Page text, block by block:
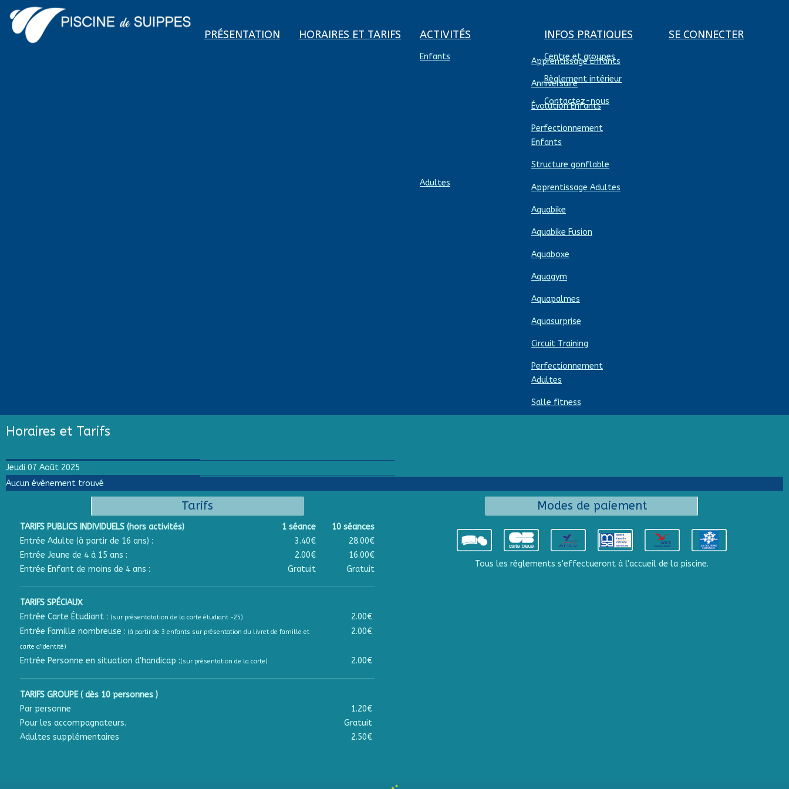
PRÉSENTATION HORAIRES ET TARIFS ACTIVITÉS
Enfants Apprentissage Enfants
Anniversaire
Évolution Enfants
Perfectionnement
Enfants
Structure gonflable
Adultes
Apprentissage Adultes
Aquabike
Aquabike Fusion
Aquaboxe
Aquagym
Aquapalmes
Aquasurprise
Circuit Training
Perfectionnement
Adultes
Salle fitness
INFOS PRATIQUES
Centre et groupes
Règlement intérieur
Contactez-nous
SE CONNECTER
Horaires et Tarifs
Jeudi 07 Août 2025
Aucun évènement trouvé
Tarifs
TARIFS PUBLICS INDIVIDUELS (hors activités) 1 séance
10 séances
Entrée Adulte (à partir de 16 ans) :
3.40€
28.00€
Entrée Jeune de 4 à 15 ans :
2.00€
16.00€
Entrée Enfant de moins de 4 ans :
Gratuit Gratuit
TARIFS SPÉCIAUX
Entrée Carte Étudiant : (sur présentatation de la carte étudiant -25)
2.00€
Entrée Famille nombreuse : (à partir de 3 enfants sur présentation du livret de famille et
carte d'identité)
2.00€
Entrée Personne en situation d'handicap :(sur présentation de la carte) 2.00€
TARIFS GROUPE ( dès 10 personnes )
Par personne
1.20€
Pour les accompagnateurs.
Gratuit
Adultes supplémentaires
2.50€
Modes de paiement
Tous les réglements s'effectueront à l'accueil de la piscine.